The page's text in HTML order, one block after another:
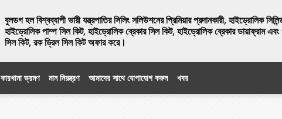
বুলডগ হল বিশ্বব্যাপী ভারী যন্ত্রপাতির সিলিং সলিউশনের প্রিমিয়ার প্রদানকারী, হাইড্রোলিক
হাইড্রোলিক পাম্প সিল কিট, হাইড্রোলিক ব্রেকার সিল কিট, হাইড্রোলিক ব্রেকার ডায়াফ্রাম
সিল কিট, রক ড্রিল সিল কিট অফার করে।
কারখানা ভ্রমণ মান নিয়ন্ত্রণ আমাদের সাথে যোগাযোগ করুন খবর